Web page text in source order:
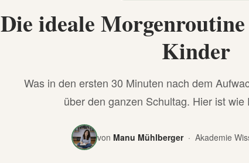
Die ideale
Kinder
Was in den ersten 30 Minuten nach dem
über den ganzen Schultag. Hier ist wie
von Manu Mühlberger· Akademie